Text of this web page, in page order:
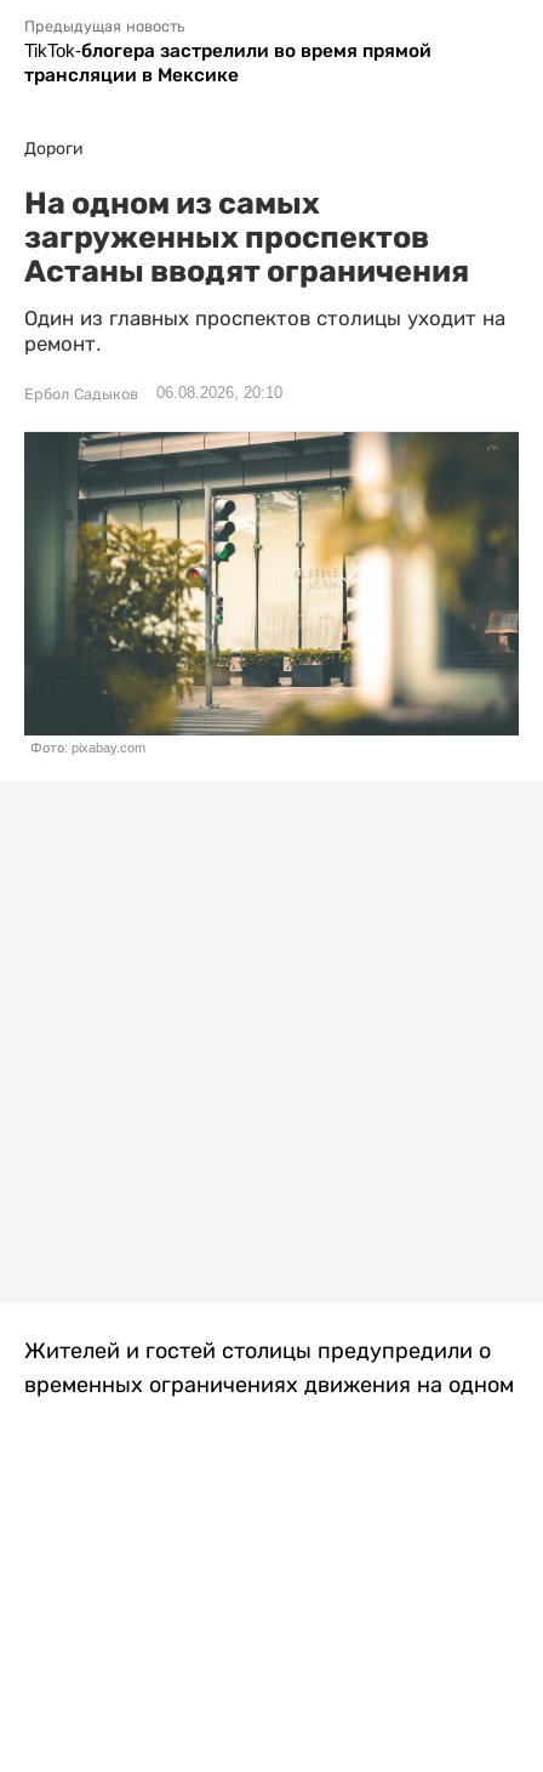
Предыдущая новость
TikTok-блогера застрелили во время прямой
трансляции в Мексике
Дороги
На одном из самых
загруженных проспектов
Астаны вводят ограничения
Один из главных проспектов столицы уходит на
ремонт.
Ербол Садыков 06.08.2026, 20:10
Фото: pixabay.com
Жителей и гостей столицы предупредили о
временных ограничениях движения на одном